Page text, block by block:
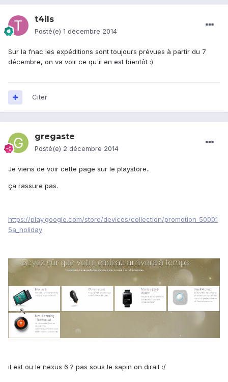
t4ils
Posté(e) 1 décembre 2014
Sur la fnac les expéditions sont toujours prévues à partir du 7
décembre, on va voir ce qu'il en est bientôt :)
Citer
gregaste
Posté(e) 2 décembre 2014
Je viens de voir cette page sur le playstore..
ça rassure pas.
https://play.google.com/store/devices/collection/promotion_50001
5a_holiday
il est ou le nexus 6 ? pas sous le sapin on dirait :/